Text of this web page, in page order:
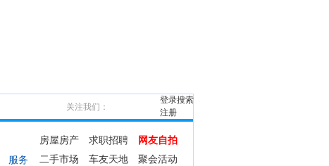
搜索
登录
注册
关注我们：
服务
房屋房产 求职招聘
网友自拍
二手市场
车友天地 聚会活动